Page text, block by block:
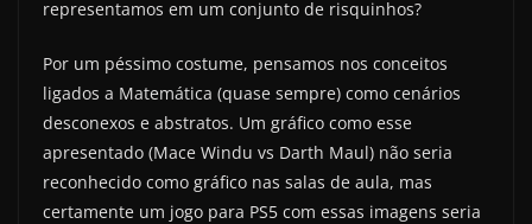
representamos em um conjunto de risquinhos?
Por um péssimo costume, pensamos nos conceitos
ligados a Matemática (quase sempre) como cenários
desconexos e abstratos. Um gráfico como esse
apresentado (Mace Windu vs Darth Maul) não seria
reconhecido como gráfico nas salas de aula, mas
certamente um jogo para PS5 com essas imagens seria